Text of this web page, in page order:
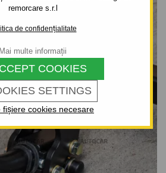
remorcare s.r.l
de confidențialitate
SETTINGS
COOKIES
fișiere cookies necesare
Mai multe informații